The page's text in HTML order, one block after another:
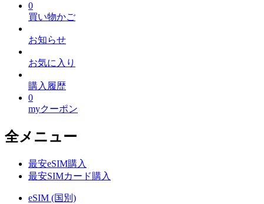
0
買い物かご
お知らせ
お気に入り
購入履歴
0
myクーポン
全メニュー
最安eSIM購入
最安SIMカード購入
eSIM (国別)